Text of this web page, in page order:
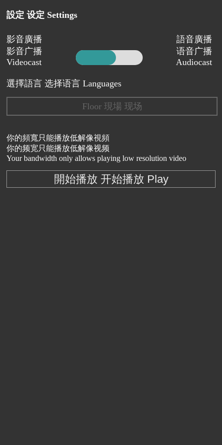
設定 设定 Settings
影音廣播
影音广播
Videocast
語音廣播
语音广播
Audiocast
選擇語言 选择语言 Languages
Floor 現場 现场
你的頻寬只能播放低解像視頻
你的频宽只能播放低解像视频
Your bandwidth only allows playing low resolution video
開始播放 开始播放 Play